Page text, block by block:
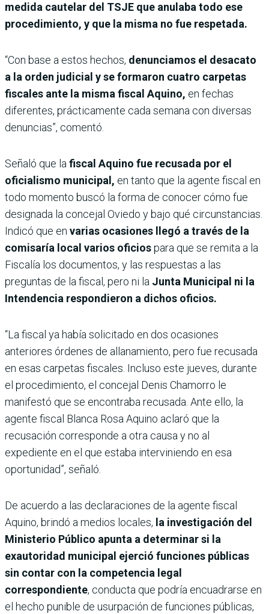
medida cautelar del TSJE que anulaba todo ese
procedimiento, y que la misma no fue respetada.
“Con base a estos hechos, denunciamos el desacato
a la orden judicial y se formaron cuatro carpetas
fiscales ante la misma fiscal Aquino, en fechas
diferentes, prácticamente cada semana con diversas
denuncias”, comentó.
Señaló que lafiscal Aquino fue recusada por el
oficialismo municipal, en tanto que la agente fiscal en
todo momento buscó la forma de conocer cómo fue
designada la concejal Oviedo y bajo qué circunstancias.
Indicó que en varias ocasiones llegó a través de la
comisaría local varios oficiospara que se remita a la
Fiscalía los documentos, y las respuestas a las
preguntas de la fiscal, pero ni la Junta Municipal ni la
Intendencia respondieron a dichos oficios.
“La fiscal ya había solicitado en dos ocasiones
anteriores órdenes de allanamiento, pero fue recusada
en esas carpetas fiscales. Incluso este jueves, durante
el procedimiento, el concejal Denis Chamorro le
manifestó que se encontraba recusada. Ante ello, la
agente fiscal Blanca Rosa Aquino aclaró que la
recusación corresponde a otra causa y no al
expediente en el que estaba interviniendo en esa
oportunidad”, señaló.
De acuerdo a las declaraciones de la agente fiscal
Aquino, brindó a medios locales, la investigación del
Ministerio Público apunta a determinar si la
exautoridad municipal ejerció funciones públicas
sin contar con la competencia legal
correspondiente, conducta que podría encuadrarse en
el hecho punible de usurpación de funciones públicas,